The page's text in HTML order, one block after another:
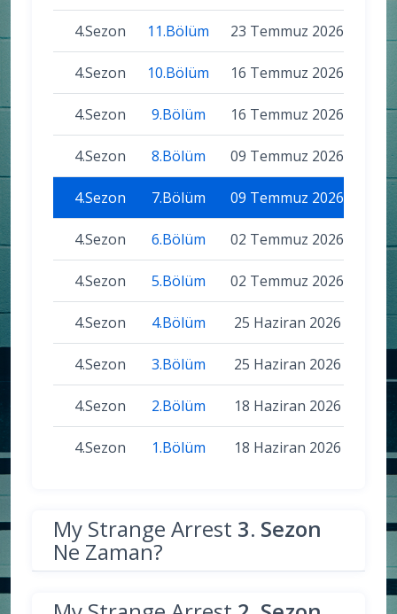
4.Sezon 11.Bölüm 23 Temmuz 2026
4.Sezon 10.Bölüm 16 Temmuz 2026
4.Sezon 9.Bölüm 16 Temmuz 2026
4.Sezon 8.Bölüm 09 Temmuz 2026
4.Sezon 7.Bölüm 09 Temmuz 2026
4.Sezon 6.Bölüm 02 Temmuz 2026
4.Sezon 5.Bölüm 02 Temmuz 2026
4.Sezon 4.Bölüm 25 Haziran 2026
4.Sezon 3.Bölüm 25 Haziran 2026
4.Sezon 2.Bölüm 18 Haziran 2026
4.Sezon 1.Bölüm 18 Haziran 2026
My Strange Arrest 3. Sezon
Ne Zaman?